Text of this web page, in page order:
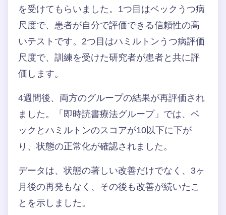
を受けてもらいました。1つ目はベックうつ病
尺度で、患者が自分で評価できる信頼性の高
いテストです。2つ目はハミルトンうつ病評価
尺度で、訓練を受けた研究者が患者と共に評
価します。
4週間後、両方のグループの結果が再評価され
ました。「即時読書療法グループ」では、ベ
ックとハミルトンのスコアが10以下に下が
り、状態の正常化が確認されました。
データは、状態の著しい改善だけでなく、3ヶ
月後の再発もなく、その後も改善が続いたこ
とを示しました。